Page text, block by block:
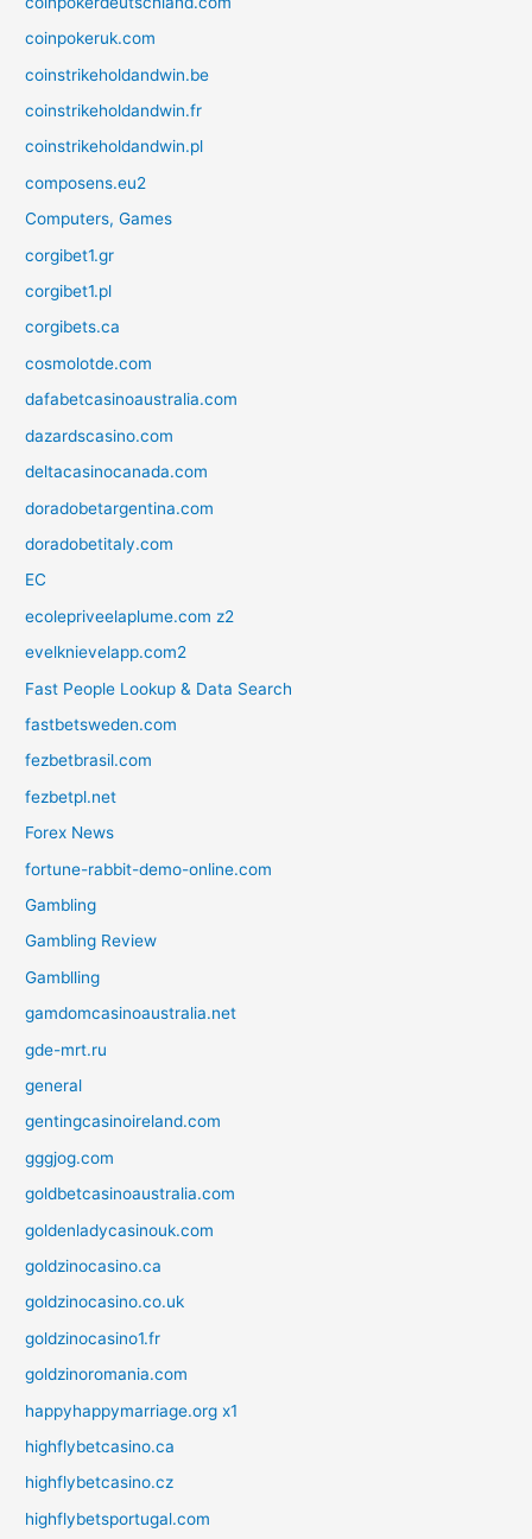
coinpokeruk.com
coinstrikeholdandwin.be
coinstrikeholdandwin.fr
coinstrikeholdandwin.pl
composens.eu2
Computers, Games
corgibet1.gr
corgibet1.pl
corgibets.ca
cosmolotde.com
dafabetcasinoaustralia.com
dazardscasino.com
deltacasinocanada.com
doradobetargentina.com
doradobetitaly.com
EC
ecolepriveelaplume.com z2
evelknievelapp.com2
Fast People Lookup & Data Search
fastbetsweden.com
fezbetbrasil.com
fezbetpl.net
Forex News
fortune-rabbit-demo-online.com
Gambling
Gambling Review
Gamblling
gamdomcasinoaustralia.net
gde-mrt.ru
general
gentingcasinoireland.com
gggjog.com
goldbetcasinoaustralia.com
goldenladycasinouk.com
goldzinocasino.ca
goldzinocasino.co.uk
goldzinocasino1.fr
goldzinoromania.com
happyhappymarriage.org x1
highflybetcasino.ca
highflybetcasino.cz
highflybetsportugal.com